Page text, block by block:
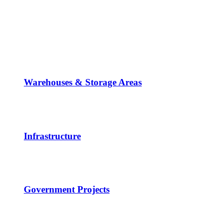
Warehouses & Storage Areas
Infrastructure
Government Projects